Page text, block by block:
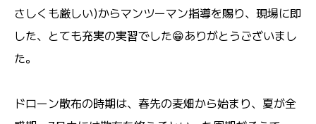
さしくも厳しい)からマンツーマン指導を賜り、現場に即
した、とても充実の実習でした😁ありがとうございまし
た。
ドローン散布の時期は、春先の麦畑から始まり、夏が全